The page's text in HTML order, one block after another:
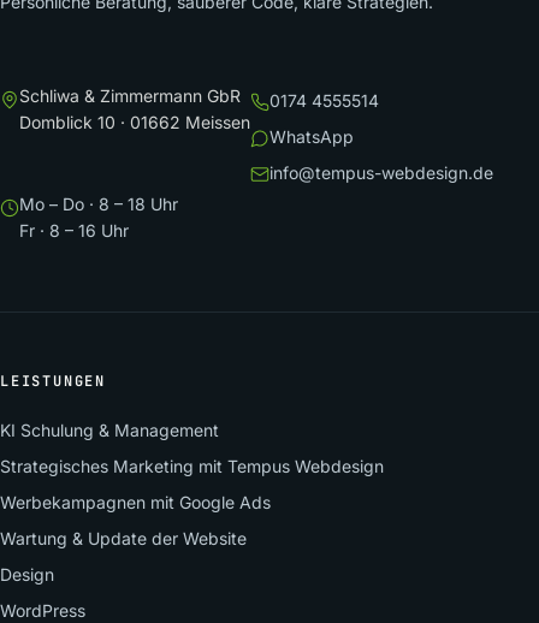
Schliwa & Zimmermann GbR
Domblick 10 · 01662 Meissen
0174 4555514
WhatsApp
info@tempus-webdesign.de
Mo – Do · 8 – 18 Uhr
Fr · 8 – 16 Uhr
LEISTUNGEN
KI Schulung & Management
Strategisches Marketing mit Tempus Webdesign
Werbekampagnen mit Google Ads
Wartung & Update der Website
Design
WordPress